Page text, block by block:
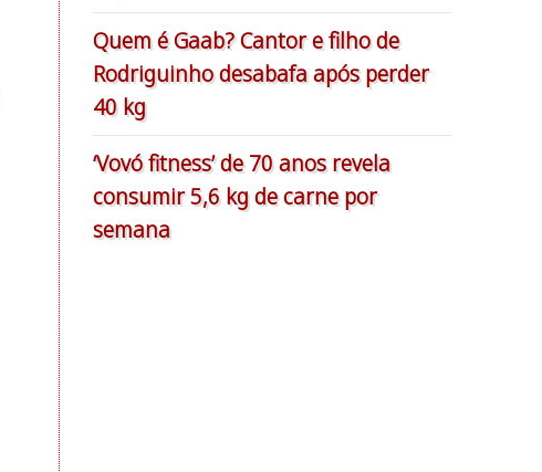
Quem é Gaab? Cantor e filho de
Rodriguinho desabafa após perder
40 kg
‘Vovó fitness’ de 70 anos revela
consumir 5,6 kg de carne por
semana